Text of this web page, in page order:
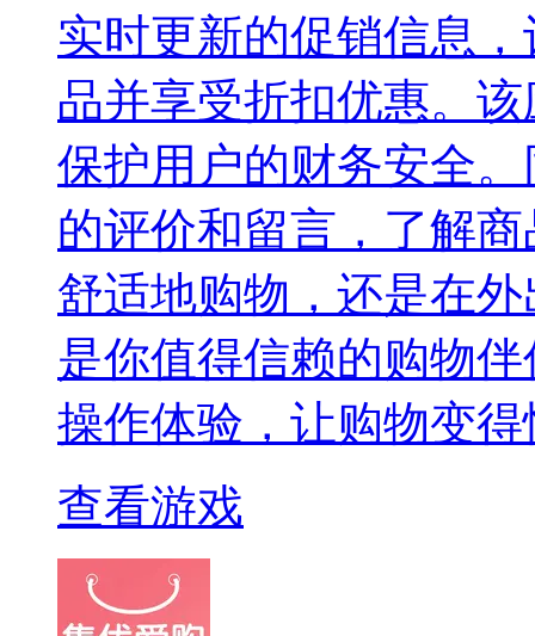
实时更新的促销信息
品并享受折扣优惠。
保护用户的财务安全
的评价和留言，了解
舒适地购物，还是在
是你值得信赖的购物
操作体验，让购物变
查看游戏